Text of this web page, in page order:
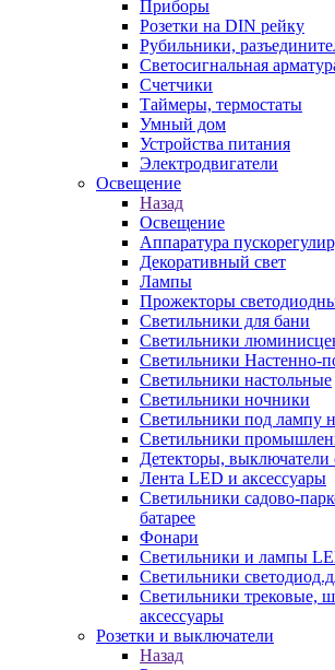
Приборы
Розетки на DIN рейку
Рубильники,
Светосигнальная
Счетчики
Таймеры, термостаты
Умный дом
Устройства питания
Электродвигатели
Освещение
Назад
Освещение
Аппаратура
Декоративный свет
Лампы
Прожекторы
Светильники для бани
Светильники
Светильники Настенно-
Светильники настольные
Светильники ночники
Светильники под лампу
Светильники
Детекторы, выключатели
Лента LED и аксессуары
Светильники садово-
батарее
Фонари
Светильники и лампы
Светильники
Светильники трековые,
аксессуары
Розетки и выключатели
Назад